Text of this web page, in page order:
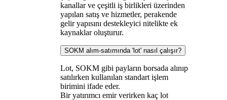
kanallar ve çeşitli iş birlikleri üzerinden
yapılan satış ve hizmetler, perakende
gelir yapısını destekleyici nitelikte ek
kaynaklar oluşturur.
SOKM alım-satımında 'lot' nasıl çalışır?
Lot, SOKM gibi payların borsada alınıp
satılırken kullanılan standart işlem
birimini ifade eder.
Bir yatırımcı emir verirken kaç lot